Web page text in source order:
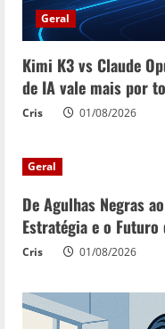
Geral
Kimi K3 vs Claude
de IA vale mais por
Cris 01/08/2026
Geral
De Agulhas Negras
Estratégia e o Futuro
Cris 01/08/2026